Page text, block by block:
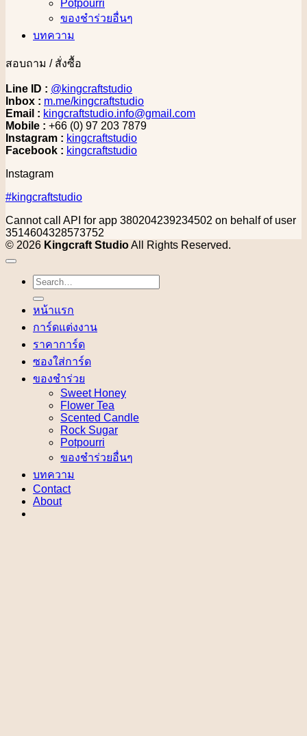
Potpourri
ของชำร่วยอื่นๆ
บทความ
สอบถาม / สั่งซื้อ
Line ID : @kingcraftstudio
Inbox : m.me/kingcraftstudio
Email : kingcraftstudio.info@gmail.com
Mobile : +66 (0) 97 203 7879
Instagram : kingcraftstudio
Facebook : kingcraftstudio
Instagram
#kingcraftstudio
Cannot call API for app 380204239234502 on behalf of user
3514604328573752
© 2026 Kingcraft StudioAll Rights Reserved.
Search
for:
หน้าแรก
การ์ดแต่งงาน
ราคาการ์ด
ซองใส่การ์ด
ของชำร่วย
Sweet Honey
Flower Tea
Scented Candle
Rock Sugar
Potpourri
ของชำร่วยอื่นๆ
บทความ
Contact
About